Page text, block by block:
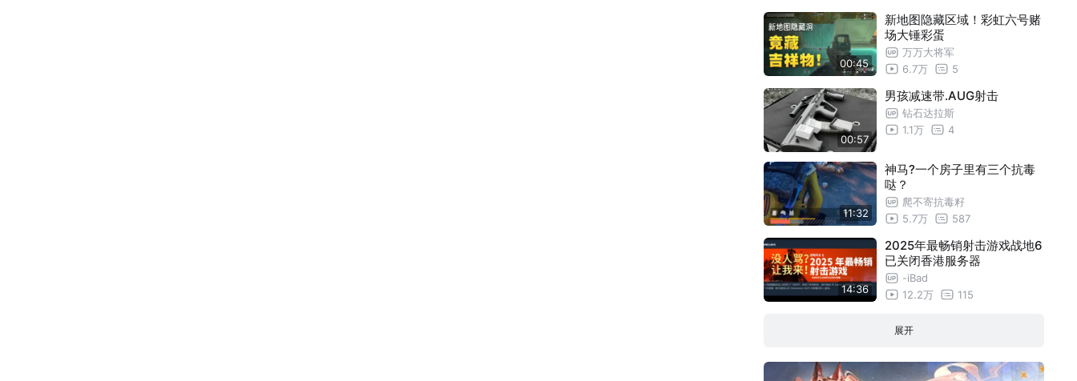
00:45
新地图隐藏区域！彩虹六号赌
场大锤彩蛋
万万大将军
6.7万
5
00:57
男孩减速带.AUG射击
钻石达拉斯
1.1万
4
11:32
神马?一个房子里有三个抗毒
哒？
爬不寄抗毒籽
5.7万
587
14:36
2025年最畅销射击游戏战地6
已关闭香港服务器
-iBad
12.2万
115
展开